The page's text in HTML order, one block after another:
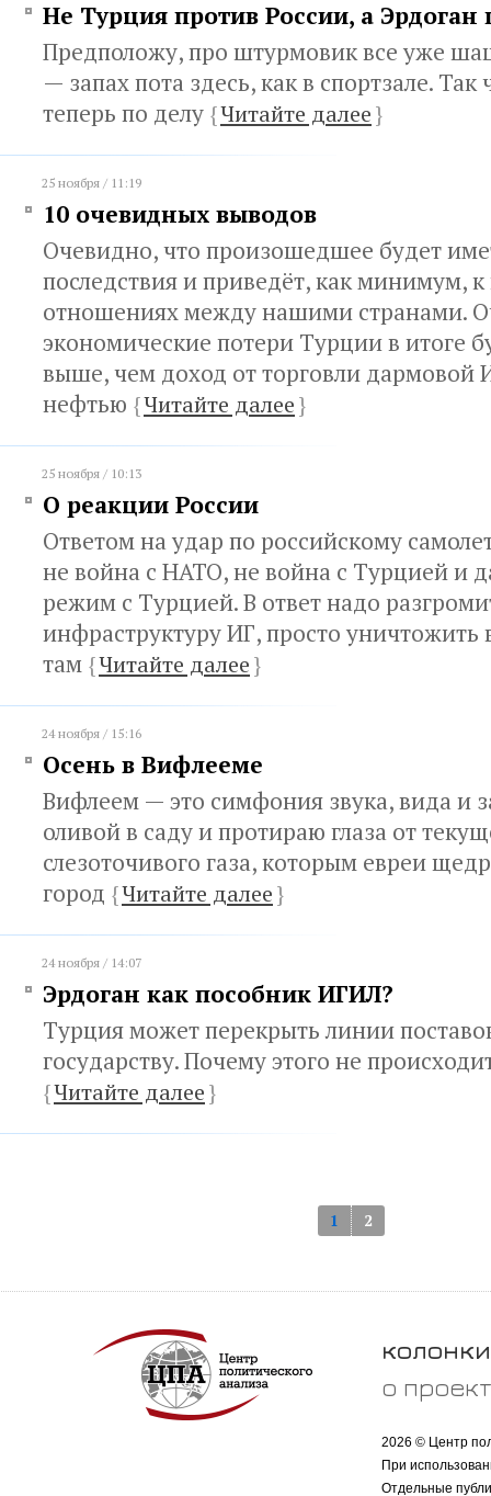
Не Турция против России, а Эрдоган
Предположу, про штурмовик все уже
— запах пота здесь, как в спортзале. Так
теперь по делу {Читайте далее}
25 ноября / 11:19
10 очевидных выводов
Очевидно, что произошедшее будет
последствия и приведёт, как минимум, к
отношениях между нашими странами.
экономические потери Турции в итоге
выше, чем доход от торговли дармовой
нефтью {Читайте далее}
25 ноября / 10:13
О реакции России
Ответом на удар по российскому
не война с НАТО, не война с Турцией и
режим с Турцией. В ответ надо
инфраструктуру ИГ, просто уничтожить
там {Читайте далее}
24 ноября / 15:16
Осень в Вифлееме
Вифлеем — это симфония звука, вида и
оливой в саду и протираю глаза от
слезоточивого газа, которым евреи
город {Читайте далее}
24 ноября / 14:07
Эрдоган как пособник ИГИЛ?
Турция может перекрыть линии
государству. Почему этого не
{Читайте далее}
1 2
колонки
о
2026 © Центр
При
Отдельные